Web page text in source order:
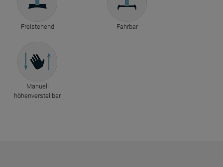
Freistehend Fahrbar
Manuell
höhenverstellbar